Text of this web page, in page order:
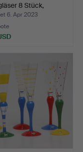
8 Stück,
6. Apr 2023